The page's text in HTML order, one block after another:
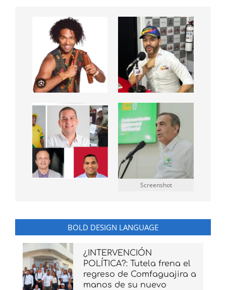
Screenshot
BOLD DESIGN LANGUAGE
¿INTERVENCIÓN
POLÍTICA?: Tutela frena el
regreso de Comfaguajira a
manos de su nuevo